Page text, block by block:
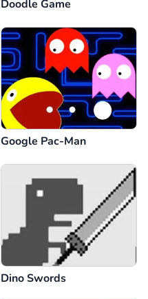
Doodle Game
Google Pac-Man
Dino Swords